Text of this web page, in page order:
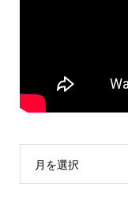
月を選択